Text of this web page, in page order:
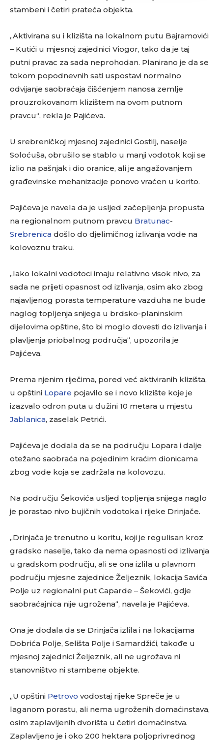
stambeni i četiri prateća objekta.
„Aktivirana su i klizišta na lokalnom putu Bajramovići
– Kutići u mjesnoj zajednici Viogor, tako da je taj
putni pravac za sada neprohodan. Planirano je da se
tokom popodnevnih sati uspostavi normalno
odvijanje saobraćaja čišćenjem nanosa zemlje
prouzrokovanom klizištem na ovom putnom
pravcu“, rekla je Pajićeva.
U srebreničkoj mjesnoj zajednici Gostilj, naselje
Soloćuša, obrušilo se stablo u manji vodotok koji se
izlio na pašnjak i dio oranice, ali je angažovanjem
građevinske mehanizacije ponovo vraćen u korito.
Pajićeva je navela da je usljed začepljenja propusta
na regionalnom putnom pravcu Bratunac-
Srebrenica došlo do djelimičnog izlivanja vode na
kolovoznu traku.
„Iako lokalni vodotoci imaju relativno visok nivo, za
sada ne prijeti opasnost od izlivanja, osim ako zbog
najavljenog porasta temperature vazduha ne bude
naglog topljenja snijega u brdsko-planinskim
dijelovima opštine, što bi moglo dovesti do izlivanja i
plavljenja priobalnog područja“, upozorila je
Pajićeva.
Prema njenim riječima, pored već aktiviranih klizišta,
u opštini Lopare pojavilo se i novo klizište koje je
izazvalo odron puta u dužini 10 metara u mjestu
Jablanica, zaselak Petrići.
Pajićeva je dodala da se na području Lopara i dalje
otežano saobraća na pojedinim kraćim dionicama
zbog vode koja se zadržala na kolovozu.
Na području Šekovića usljed topljenja snijega naglo
je porastao nivo bujičnih vodotoka i rijeke Drinjače.
„Drinjača je trenutno u koritu, koji je regulisan kroz
gradsko naselje, tako da nema opasnosti od izlivanja
u gradskom području, ali se ona izlila u plavnom
području mjesne zajednice Željeznik, lokacija Savića
Polje uz regionalni put Caparde – Šekovići, gdje
saobraćajnica nije ugrožena“, navela je Pajićeva.
Ona je dodala da se Drinjača izlila i na lokacijama
Dobrića Polje, Selišta Polje i Samardžići, takođe u
mjesnoj zajednici Željeznik, ali ne ugrožava ni
stanovništvo ni stambene objekte.
„U opštini Petrovo vodostaj rijeke Spreče je u
laganom porastu, ali nema ugroženih domaćinstava,
osim zaplavljenih dvorišta u četiri domaćinstva.
Zaplavljeno je i oko 200 hektara poljoprivrednog